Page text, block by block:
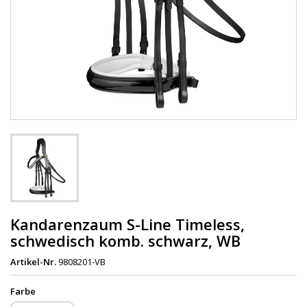
Kandarenzaum S-Line Timeless,
schwedisch komb. schwarz, WB
Artikel-Nr.9808201-VB
Farbe